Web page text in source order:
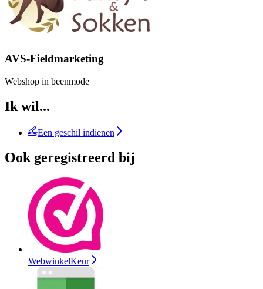
AVS-Fieldmarketing
Webshop in beenmode
Ik wil...
Een geschil indienen
Ook geregistreerd bij
WebwinkelKeur